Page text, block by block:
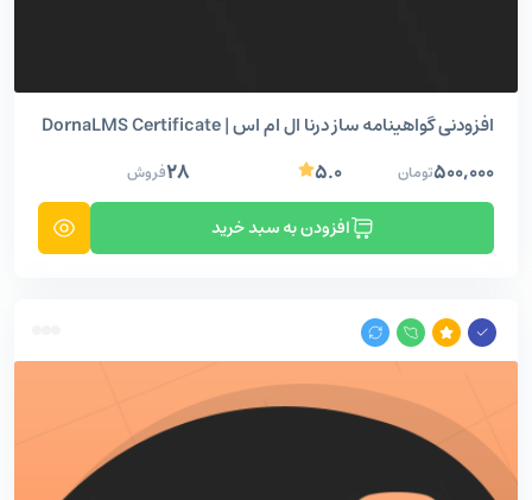
افزودنی گواهینامه ساز درنا ال ام اس | DornaLMS Certificate
۵۰۰,۰۰۰تومان ۵.۰ ۲۸فروش
افزودن به سبد خرید